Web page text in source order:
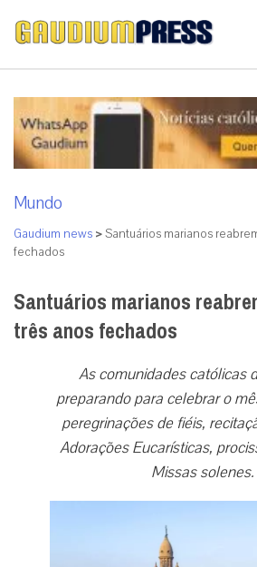
Mundo
Gaudium news >Santuários marianos
fechados
Santuários marianos
três anos fechados
As comunidades católicas
preparando para celebrar o
peregrinações de fiéis,
Adorações Eucarísticas,
Missas solenes.